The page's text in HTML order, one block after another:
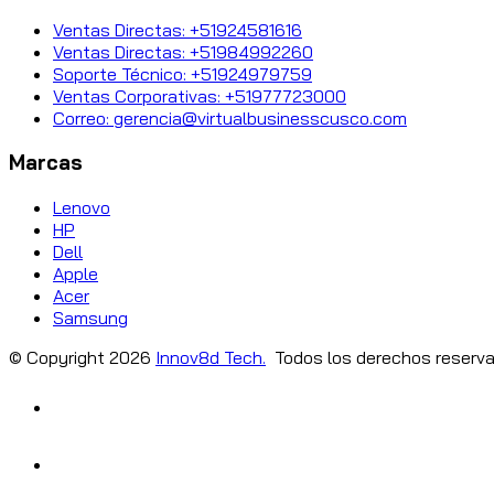
Ventas Directas: +51924581616
Ventas Directas: +51984992260
Soporte Técnico: +51924979759
Ventas Corporativas: +51977723000
Correo: gerencia@virtualbusinesscusco.com
Marcas
Lenovo
HP
Dell
Apple
Acer
Samsung
© Copyright 2026 Innov8d Tech. Todos los derechos